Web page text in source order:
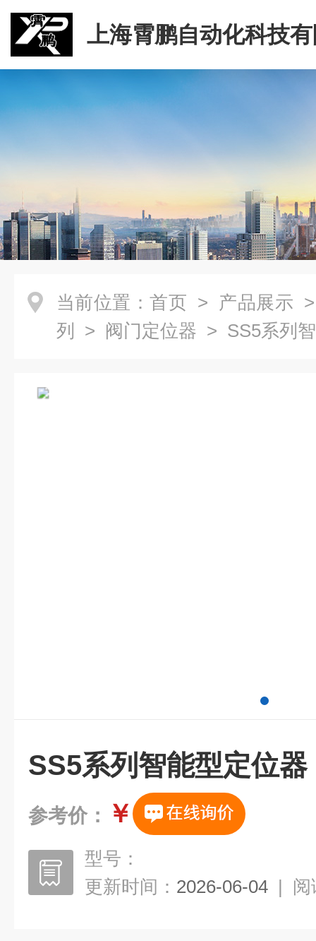
上海霄鹏自动化科技
当前位置： 首页 > 产品展示
列
> 阀门定位器 > SS5系列
SS5系列智能型定位器
参考价： ￥
型号：
更新时间： 2026-06-04 | 阅